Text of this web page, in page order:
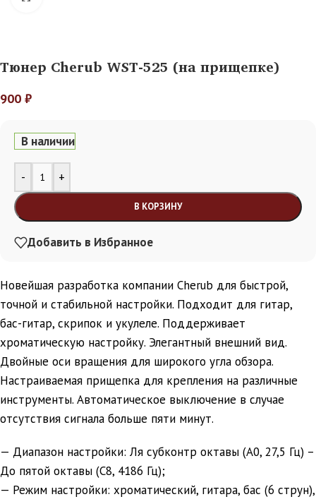
Тюнер Cherub WST-525 (на прищепке)
900 ₽
В наличии
- +
В КОРЗИНУ
Alternative:
Добавить в Избранное
Новейшая разработка компании Cherub для быстрой,
точной и стабильной настройки. Подходит для гитар,
бас-гитар, скрипок и укулеле. Поддерживает
хроматическую настройку. Элегантный внешний вид.
Двойные оси вращения для широкого угла обзора.
Настраиваемая прищепка для крепления на различные
инструменты. Автоматическое выключение в случае
отсутствия сигнала больше пяти минут.
— Диапазон настройки: Ля субконтр октавы (A0, 27,5 Гц) –
До пятой октавы (С8, 4186 Гц);
— Режим настройки: хроматический, гитара, бас (6 струн),